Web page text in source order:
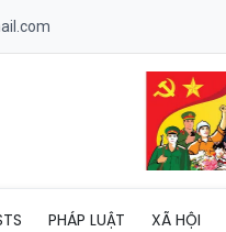
PHÁP LUẬT XÃ HỘI